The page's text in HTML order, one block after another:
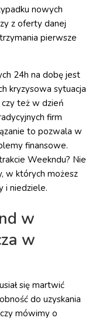
nowych
z oferty danej
pierwsze
24h na dobę jest
kryzysowa sytuacja
czy też w dzień
firm
to pozwala w
finansowe.
Weekndu? Nie
w których możesz
i niedziele.
w
w
się martwić
do uzyskania
mówimy o